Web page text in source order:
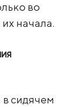
во
начала.
сидячем